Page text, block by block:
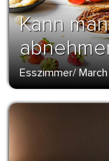
Kann
Esszimmer/